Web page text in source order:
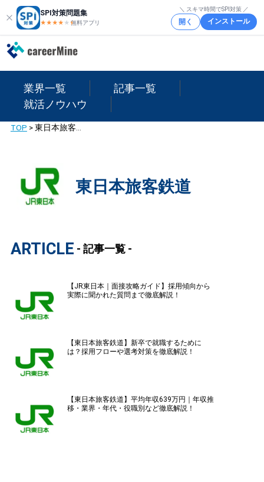
SPI対策問題集
★★★★ ★★
無料アプリ
＼ スキマ時間でSPI対策 ／
開く インストール
業界一覧
記事一覧
就活ノウハウ
TOP >
東日本旅客鉄道
ARTICLE - 記事一覧 -
【JR東日本｜面接攻略ガイド】採用傾向から
実際に聞かれた質問まで徹底解説！
【東日本旅客鉄道】新卒で就職するために
は？採用フローや選考対策を徹底解説！
【東日本旅客鉄道】平均年収639万円｜年収推
移・業界・年代・役職別など徹底解説！